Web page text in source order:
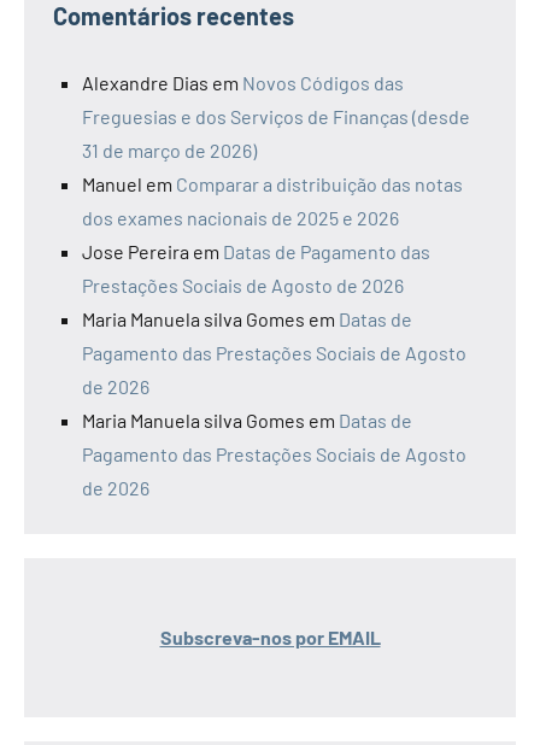
Comentários recentes
Alexandre Dias em Novos Códigos das
Freguesias e dos Serviços de Finanças (desde
31 de março de 2026)
Manuel em Comparar a distribuição das notas
dos exames nacionais de 2025 e 2026
Jose Pereira em Datas de Pagamento das
Prestações Sociais de Agosto de 2026
Maria Manuela silva Gomes em Datas de
Pagamento das Prestações Sociais de Agosto
de 2026
Maria Manuela silva Gomes em Datas de
Pagamento das Prestações Sociais de Agosto
de 2026
Subscreva-nos por EMAIL